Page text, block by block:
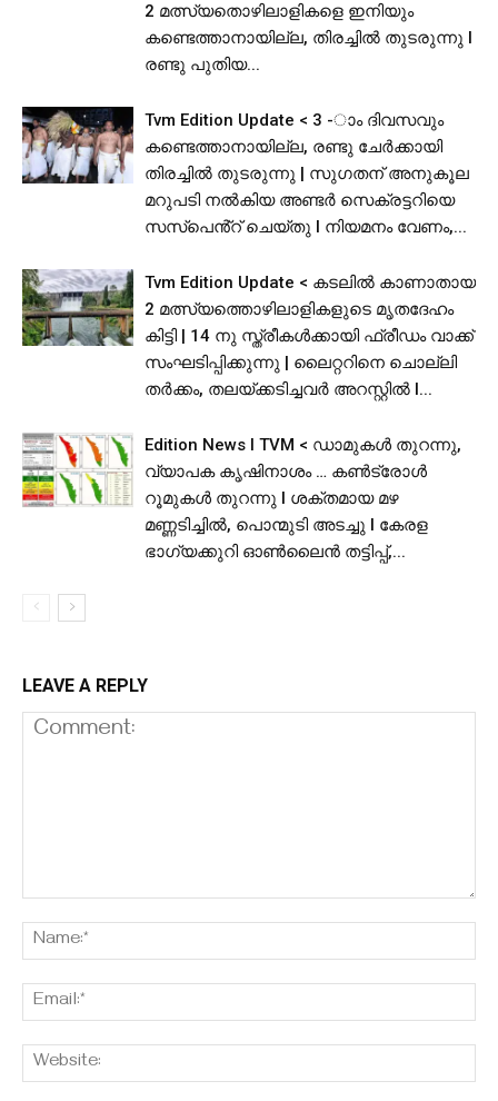
2 മത്സ്യതൊഴിലാളികളെ ഇനിയും
കണ്ടെത്താനായില്ല, തിരച്ചിൽ തുടരുന്നു l
രണ്ടു പുതിയ...
Tvm Edition Update < 3 -ാം ദിവസവും
കണ്ടെത്താനായില്ല, രണ്ടു ചേർക്കായി
തിരച്ചിൽ തുടരുന്നു | സുഗതന് അനുകൂല
മറുപടി നൽകിയ അണ്ടര്‍ സെക്രട്ടറിയെ
സസ്പെൻ്റ് ചെയ്തു l നിയമനം വേണം,...
Tvm Edition Update < കടലിൽ കാണാതായ
2 മത്സ്യത്തൊഴിലാളികളുടെ മൃതദേഹം
കിട്ടി | 14 നു സ്ത്രീകൾക്കായി ഫ്രീഡം വാക്ക്
സംഘടിപ്പിക്കുന്നു | ലൈറ്ററിനെ ചൊല്ലി
തര്‍ക്കം, തലയ്ക്കടിച്ചവര്‍ അറസ്റ്റില്‍ l...
Edition News I TVM < ഡാമുകൾ തുറന്നു,
വ്യാപക കൃഷിനാശം … കൺട്രോൾ
റൂമുകൾ തുറന്നു l ശക്തമായ മഴ
മണ്ണടിച്ചിൽ, പൊന്മുടി അടച്ചു l കേരള
ഭാഗ്യക്കുറി ഓൺലൈൻ തട്ടിപ്പ്,...
LEAVE A REPLY